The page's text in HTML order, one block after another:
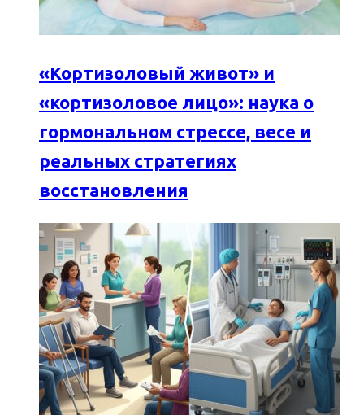
«Кортизоловый живот» и
«кортизоловое лицо»: наука о
гормональном стрессе, весе и
реальных стратегиях
восстановления